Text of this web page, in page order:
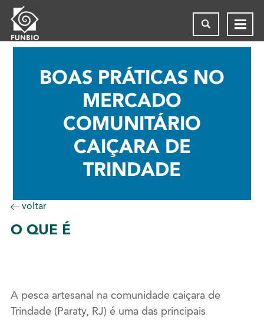
BOAS PRÁTICAS NO
MERCADO
COMUNITÁRIO
CAIÇARA DE
TRINDADE
voltar
OQUE É
A pesca artesanal na comunidade caiçara de
Trindade (Paraty, RJ) é uma das principais